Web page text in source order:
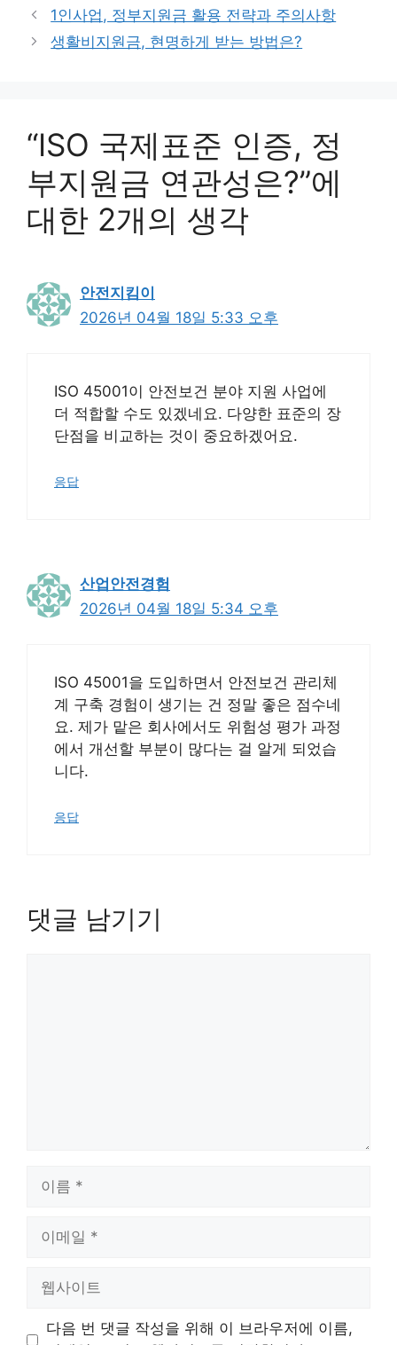
리
그
1인사업, 정부지원금 활용 전략과 주의사항
생활비지원금, 현명하게 받는 방법은?
“ISO 국제표준 인증, 정
부지원금 연관성은?”에
대한 2개의 생각
안전지킴이
2026년 04월 18일 5:33 오후
ISO 45001이 안전보건 분야 지원 사업에
더 적합할 수도 있겠네요. 다양한 표준의 장
단점을 비교하는 것이 중요하겠어요.
응답
산업안전경험
2026년 04월 18일 5:34 오후
ISO 45001을 도입하면서 안전보건 관리체
계 구축 경험이 생기는 건 정말 좋은 점수네
요. 제가 맡은 회사에서도 위험성 평가 과정
에서 개선할 부분이 많다는 걸 알게 되었습
니다.
응답
댓글 남기기
다음 번 댓글 작성을 위해 이 브라우저에 이름,